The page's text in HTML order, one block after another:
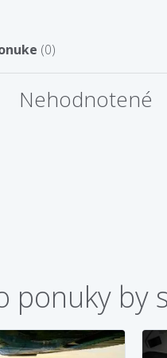
(0)
Nehodnotené
ponuky by